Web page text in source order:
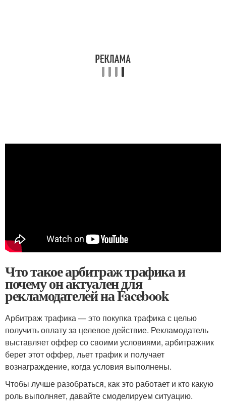
Что такое арбитраж трафика и
почему он актуален для
рекламодателей на Facebook
Арбитраж трафика — это покупка трафика с целью
получить оплату за целевое действие. Рекламодатель
выставляет оффер со своими условиями, арбитражник
берет этот оффер, льет трафик и получает
вознаграждение, когда условия выполнены.
Чтобы лучше разобраться, как это работает и кто какую
роль выполняет, давайте смоделируем ситуацию.